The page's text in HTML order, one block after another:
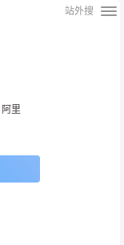
站外搜
里